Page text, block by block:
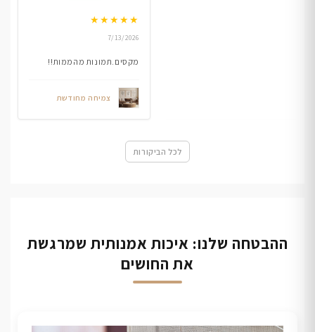
★★★★★
7/13/2026
מקסים.תמונות מהממות!!
צמיחה מחודשת
לכל הביקורות
ההבטחה שלנו: איכות אמנותית שמרגשת
את החושים